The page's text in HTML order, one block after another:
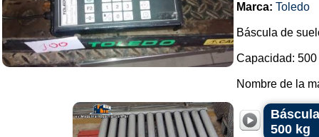
Marca: Toledo
Báscula de
Capacidad: 500
Nombre de la
500 kg